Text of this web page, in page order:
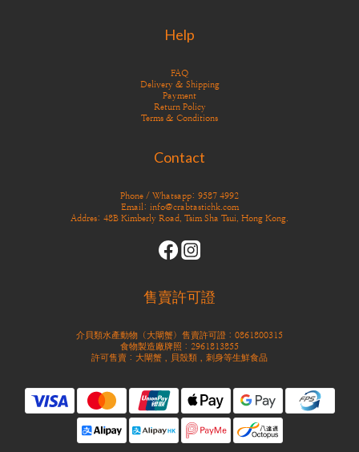
Help
FAQ
Delivery & Shipping
Payment
Return Policy
Terms & Conditions
Contact
Phone / Whatsapp: 9587 4992
Email: info@crabtastichk.com
Addres: 48B Kimberly Road, Tsim Sha Tsui, Hong Kong.
售賣許可證
介貝類水產動物（大閘蟹）售賣許可證：0861800315
食物製造廠牌照：2961813855
許可售賣：大閘蟹，貝殼類，刺身等生鮮食品